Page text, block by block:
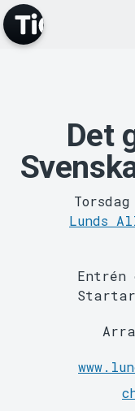
Det
Lunds
Entrén